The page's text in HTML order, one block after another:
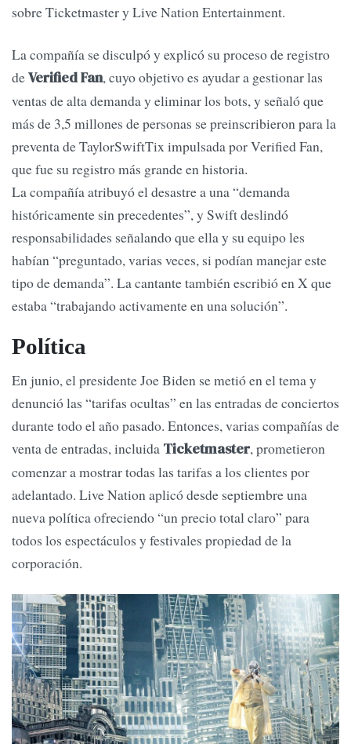
sobre Ticketmaster y Live Nation Entertainment.
La compañía se disculpó y explicó su proceso de registro
deVerified Fan, cuyo objetivo es ayudar a gestionar las
ventas de alta demanda y eliminar los bots, y señaló que
más de 3,5 millones de personas se preinscribieron para la
preventa de TaylorSwiftTix impulsada por Verified Fan,
que fue su registro más grande en historia.
La compañía atribuyó el desastre a una “demanda
históricamente sin precedentes”, y Swift deslindó
responsabilidades señalando que ella y su equipo les
habían “preguntado, varias veces, si podían manejar este
tipo de demanda”. La cantante también escribió en X que
estaba “trabajando activamente en una solución”.
Política
En junio, el presidente Joe Biden se metió en el tema y
denunció las “tarifas ocultas” en las entradas de conciertos
durante todo el año pasado. Entonces, varias compañías de
venta de entradas, incluida Ticketmaster, prometieron
comenzar a mostrar todas las tarifas a los clientes por
adelantado. Live Nation aplicó desde septiembre una
nueva política ofreciendo “un precio total claro” para
todos los espectáculos y festivales propiedad de la
corporación.